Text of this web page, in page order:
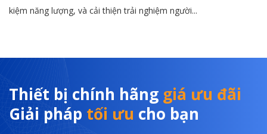
kiệm năng lượng, và cải thiện trải nghiệm người...
Thiết bị chính hãng giá ưu đãi
Giải pháp tối ưu cho bạn